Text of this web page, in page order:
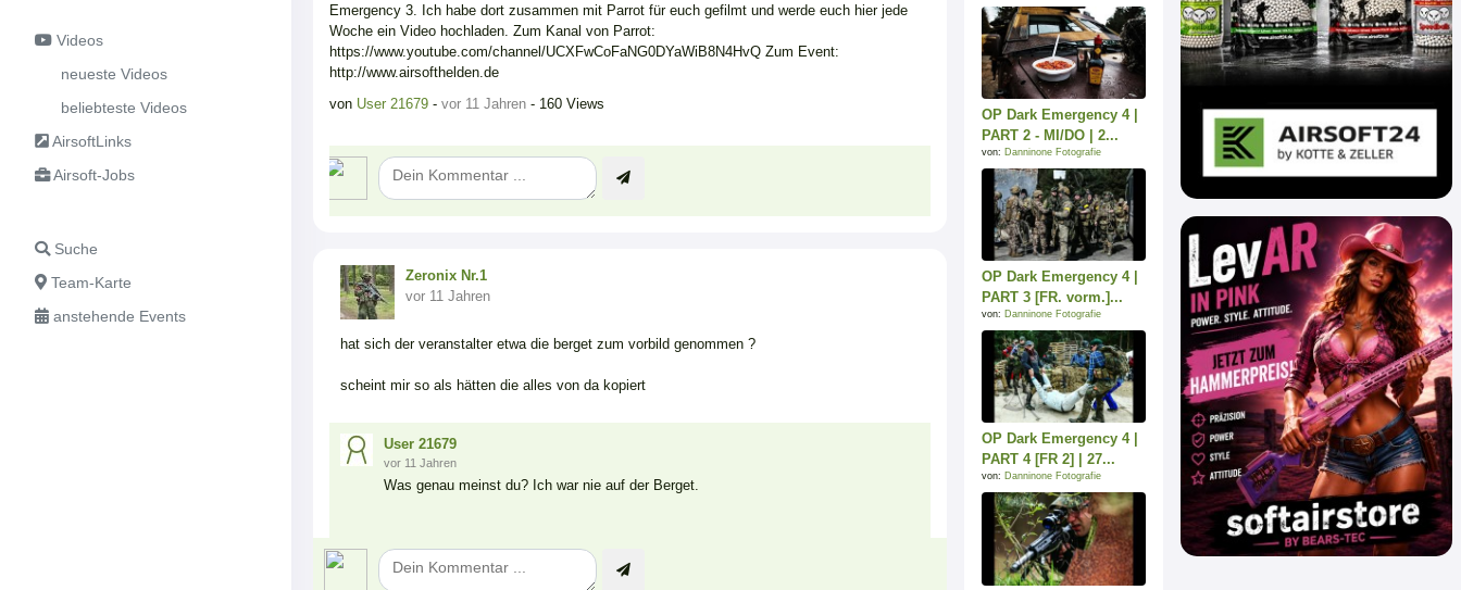
Videos
neueste Videos
beliebteste Videos
AirsoftLinks
Airsoft-Jobs
Suche
Team-Karte
anstehende Events
Emergency 3. Ich habe dort zusammen mit Parrot für euch gefilmt und werde euch hier jede
Woche ein Video hochladen. Zum Kanal von Parrot:
https://www.youtube.com/channel/UCXFwCoFaNG0DYaWiB8N4HvQ Zum Event:
http://www.airsofthelden.de
von User 21679 - vor 11 Jahren - 160 Views
Zeronix Nr.1
vor 11 Jahren
hat sich der veranstalter etwa die berget zum vorbild genommen ?
scheint mir so als hätten die alles von da kopiert
User 21679
vor 11 Jahren
Was genau meinst du? Ich war nie auf der Berget.
OP Dark Emergency 4 |
PART 2 - MI/DO | 2...
von: Danninone Fotografie
OP Dark Emergency 4 |
PART 3 [FR. vorm.]...
von: Danninone Fotografie
OP Dark Emergency 4 |
PART 4 [FR 2] | 27...
von: Danninone Fotografie